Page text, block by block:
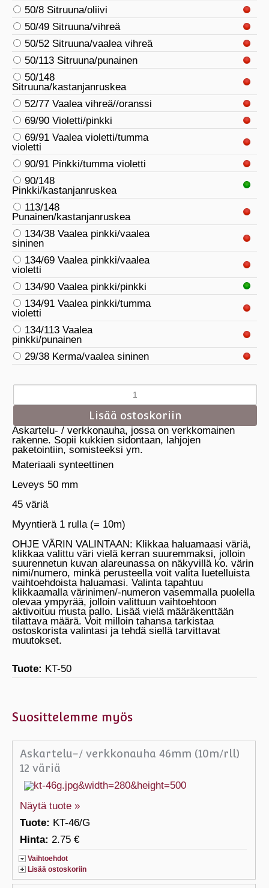
50/8 Sitruuna/oliivi
50/49 Sitruuna/vihreä
50/52 Sitruuna/vaalea vihreä
50/113 Sitruuna/punainen
50/148
Sitruuna/kastanjanruskea
52/77 Vaalea vihreä//oranssi
69/90 Violetti/pinkki
69/91 Vaalea violetti/tumma
violetti
90/91 Pinkki/tumma violetti
90/148
Pinkki/kastanjanruskea
113/148
Punainen/kastanjanruskea
134/38 Vaalea pinkki/vaalea
sininen
134/69 Vaalea pinkki/vaalea
violetti
134/90 Vaalea pinkki/pinkki
134/91 Vaalea pinkki/tumma
violetti
134/113 Vaalea
pinkki/punainen
29/38 Kerma/vaalea sininen
Askartelu- / verkkonauha, jossa on verkkomainen
rakenne. Sopii kukkien sidontaan, lahjojen
paketointiin, somisteeksi ym.
Materiaali synteettinen
Leveys 50 mm
45 väriä
Myyntierä 1 rulla (= 10m)
OHJE VÄRIN VALINTAAN: Klikkaa haluamaasi väriä,
klikkaa valittu väri vielä kerran suuremmaksi, jolloin
suurennetun kuvan alareunassa on näkyvillä ko. värin
nimi/numero, minkä perusteella voit valita luetelluista
vaihtoehdoista haluamasi. Valinta tapahtuu
klikkaamalla värinimen/-numeron vasemmalla puolella
olevaa ympyrää, jolloin valittuun vaihtoehtoon
aktivoituu musta pallo. Lisää vielä määräkenttään
tilattava määrä. Voit milloin tahansa tarkistaa
ostoskorista valintasi ja tehdä siellä tarvittavat
muutokset.
Tuote: KT-50
Suosittelemme myös
Askartelu-/ verkkonauha 46mm (10m/rll)
12 väriä
Näytä tuote »
Tuote: KT-46/G
Hinta: 2.75 €
Vaihtoehdot
Lisää ostoskoriin